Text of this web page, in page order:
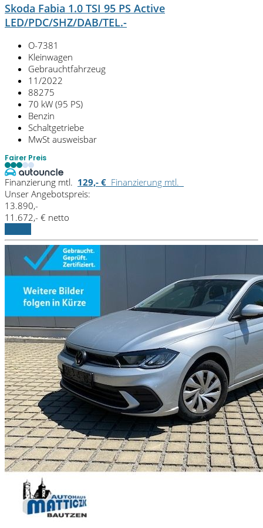
Skoda Fabia 1.0 TSI 95 PS Active
LED/PDC/SHZ/DAB/TEL.-
O-7381
Kleinwagen
Gebrauchtfahrzeug
11/2022
88275
70 kW (95 PS)
Benzin
Schaltgetriebe
MwSt ausweisbar
Fairer Preis
Finanzierung mtl. 129,- € Finanzierung mtl.
Unser Angebotspreis:
13.890,-
11.672,- € netto